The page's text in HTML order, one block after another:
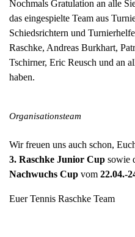
Nochmals Gratulation an alle
das eingespielte Team aus
Schiedsrichtern und
Raschke, Andreas Burkhart,
Tschirner, Eric Reusch und an
haben.
Organisationsteam
Wir freuen uns auch schon,
3. Raschke Junior Cup sowie
Nachwuchs Cup vom 22.04.-
Euer Tennis Raschke Team